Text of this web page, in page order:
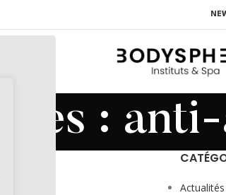
:
Actualités